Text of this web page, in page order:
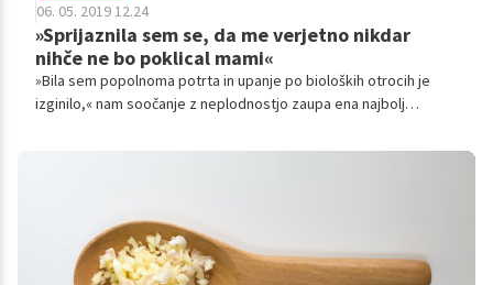
06. 05. 2019 12.24
»Sprijaznila sem se, da me verjetno nikdar
nihče ne bo poklical mami«
»Bila sem popolnoma potrta in upanje po bioloških otrocih je
izginilo,« nam soočanje z neplodnostjo zaupa ena najbolj
se mi, da je neplodnost bolezen 21. stoletja, saj se vse več
ne govori na glas«. Tudi zato se je odločila, da svojo zgodbo
zaupa vsem, ki so izgubili upanje.